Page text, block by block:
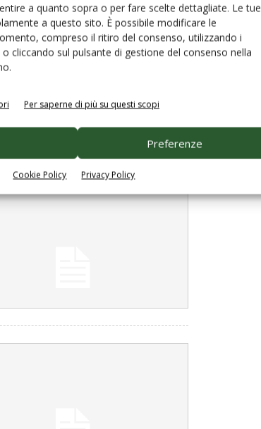
a quanto sopra o per fare scelte dettagliate. Le tue
a questo sito. È possibile modificare le
compreso il ritiro del consenso, utilizzando i
cliccando sul pulsante di gestione del consenso nella
Per saperne di più su questi scopi
Preferenze
Cookie Policy Privacy Policy